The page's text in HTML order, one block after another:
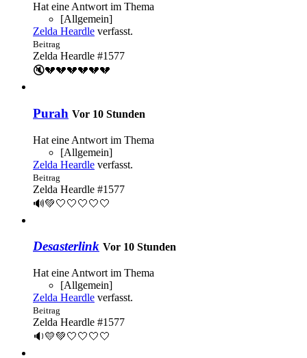
Hat eine Antwort im Thema
[Allgemein]
Zelda Heardle verfasst.
Beitrag
Zelda Heardle #1577
🔇💔💔💔💔💔💔
Purah Vor 10 Stunden
Hat eine Antwort im Thema
[Allgemein]
Zelda Heardle verfasst.
Beitrag
Zelda Heardle #1577
🔊💚🤍🤍🤍🤍🤍
Desasterlink Vor 10 Stunden
Hat eine Antwort im Thema
[Allgemein]
Zelda Heardle verfasst.
Beitrag
Zelda Heardle #1577
🔉💛💚🤍🤍🤍🤍